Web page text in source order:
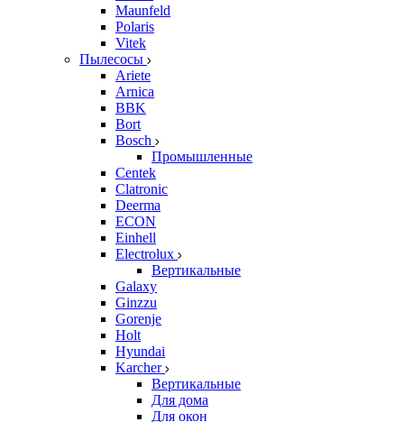
Maunfeld
Polaris
Vitek
Пылесосы
Ariete
Arnica
BBK
Bort
Bosch
Промышленные
Centek
Clatronic
Deerma
ECON
Einhell
Electrolux
Вертикальные
Galaxy
Ginzzu
Gorenje
Holt
Hyundai
Karcher
Вертикальные
Для дома
Для окон